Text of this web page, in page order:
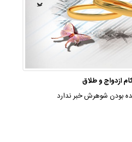
ازدواج و طلاق
بودن شوهرش خبر ندارد